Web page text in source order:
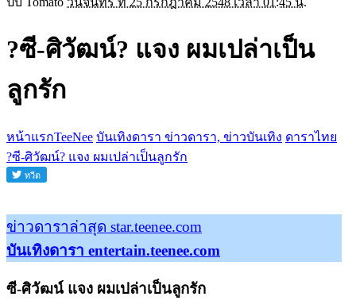
?ซี-ศิวัฒน์? แจง ผมเปล่าเป็น
ลูกรัก
หน้าแรกTeeNee บันเทิงดารา ข่าวดารา, ข่าวบันเทิง ดาราไทย
?ซี-ศิวัฒน์? แจง ผมเปล่าเป็นลูกรัก
ข่าวดาราล่าสุด star.teenee.com
บันเทิงดารา entertain.teenee.com
ซี-ศิวัฒน์ แจง ผมเปล่าเป็นลูกรัก